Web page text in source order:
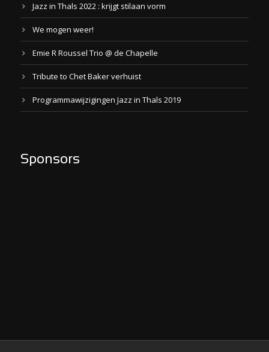
Jazz in Thals 2022 : krijgt stilaan vorm
We mogen weer!
Emie R Roussel Trio @ de Chapelle
Tribute to Chet Baker verhuist
Programmawijzigingen Jazz in Thals 2019
Sponsors